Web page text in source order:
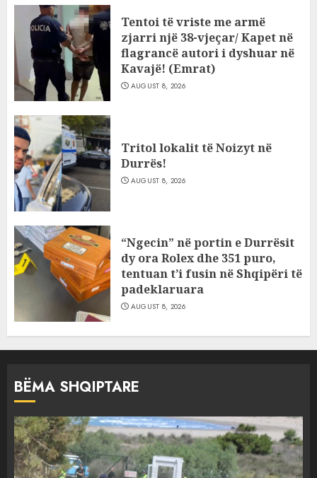
Tentoi të vriste me armë
zjarri një 38-vjeçar/ Kapet në
flagrancë autori i dyshuar në
Kavajë! (Emrat)
AUGUST 8, 2026
Tritol lokalit të Noizyt në
Durrës!
AUGUST 8, 2026
“Ngecin” në portin e Durrësit
dy ora Rolex dhe 351 puro,
tentuan t’i fusin në Shqipëri të
padeklaruara
AUGUST 8, 2026
BËMA SHQIPTARE